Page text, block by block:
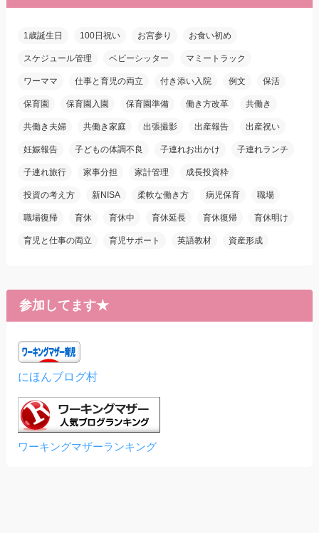
1歳誕生日 100日祝い お宮参り お食い初め
スケジュール管理 ベビーシッター マミートラック
ワーママ 仕事と育児の両立 付き添い入院 例文 保活
保育園 保育園入園 保育園準備 働き方改革 共働き
共働き夫婦 共働き家庭 出張撮影 出産報告 出産祝い
妊娠報告 子どもの体調不良 子連れお出かけ 子連れランチ
子連れ旅行 家事分担 家計管理 成長投資枠
投資の考え方 新NISA 柔軟な働き方 病児保育 職場
職場復帰 育休 育休中 育休延長 育休復帰 育休明け
育児と仕事の両立 育児サポート 英語教材 資産形成
参加してます★
にほんブログ村
ワーキングマザーランキング